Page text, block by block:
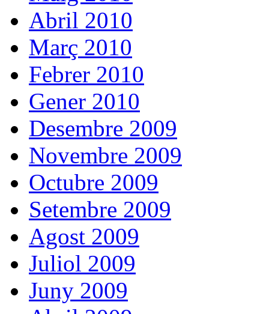
Abril 2010
Març 2010
Febrer 2010
Gener 2010
Desembre 2009
Novembre 2009
Octubre 2009
Setembre 2009
Agost 2009
Juliol 2009
Juny 2009